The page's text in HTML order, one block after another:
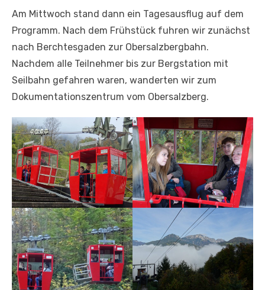
Am Mittwoch stand dann ein Tagesausflug auf dem
Programm. Nach dem Frühstück fuhren wir zunächst
nach Berchtesgaden zur Obersalzbergbahn.
Nachdem alle Teilnehmer bis zur Bergstation mit
Seilbahn gefahren waren, wanderten wir zum
Dokumentationszentrum vom Obersalzberg.